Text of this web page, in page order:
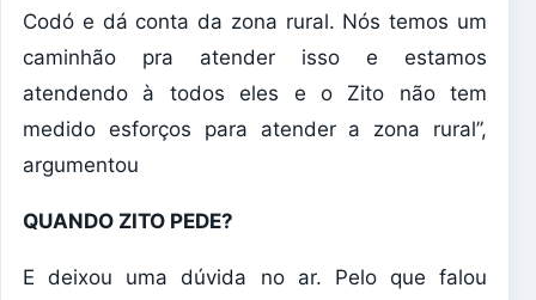
Codó e dá conta da zona rural. Nós temos um
caminhão pra atender isso e estamos
atendendo à todos eles e o Zito não tem
medido esforços para atender a zona rural”,
argumentou
QUANDO ZITO PEDE?
E deixou uma dúvida no ar. Pelo que falou